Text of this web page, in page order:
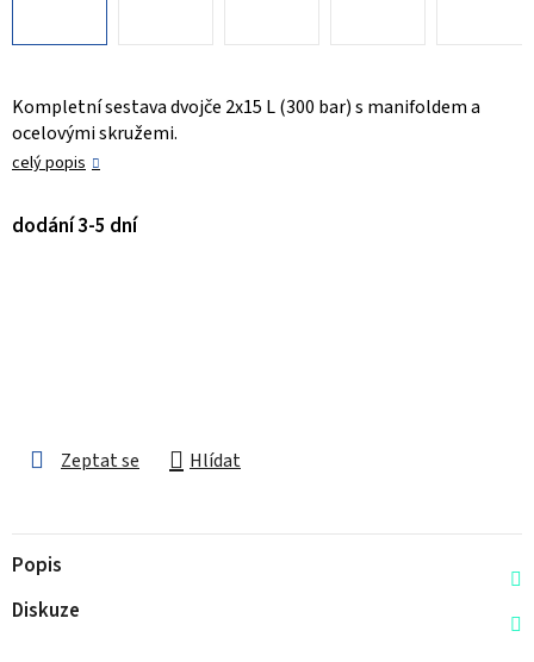
Kompletní sestava dvojče 2x15 L (300 bar) s manifoldem a
ocelovými skružemi.
celý popis
dodání 3-5 dní
Zeptat se Hlídat
Popis
Diskuze